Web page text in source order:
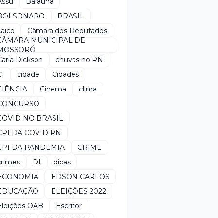
BRASIL
Câmara dos Deputados
MUNICIPAL DE
Dickson
chuvas no RN
cidade
Cidades
Cinema
clima
NO BRASIL
DA COVID RN
DA PANDEMIA
CRIME
DI
dicas
EDSON CARLOS
ELEIÇÕES 2022
OAB
Escritor